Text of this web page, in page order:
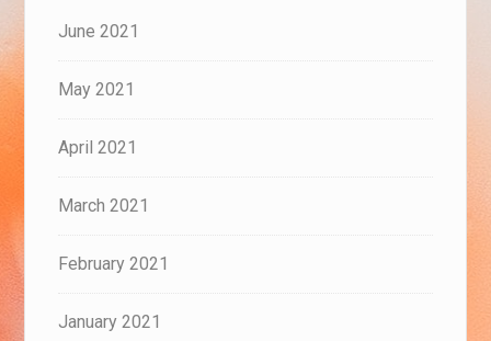
June 2021
May 2021
April 2021
March 2021
February 2021
January 2021